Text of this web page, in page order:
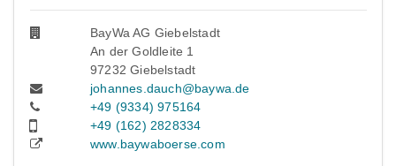
BayWa AG Giebelstadt
An der Goldleite 1
97232 Giebelstadt
johannes.dauch@baywa.de
+49 (9334) 975164
+49 (162) 2828334
www.baywaboerse.com